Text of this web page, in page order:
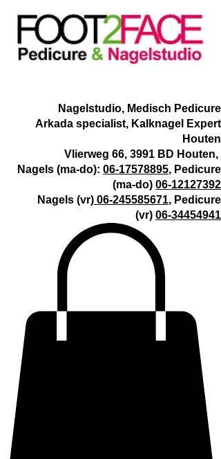
Nagelstudio, Medisch Pedicure
Arkada specialist, Kalknagel Expert
Houten
Vlierweg 66, 3991 BD Houten,
Nagels (ma-do): 06-17578895, Pedicure
(ma-do) 06-12127392
Nagels (vr) 06-245585671, Pedicure
(vr) 06-34454941